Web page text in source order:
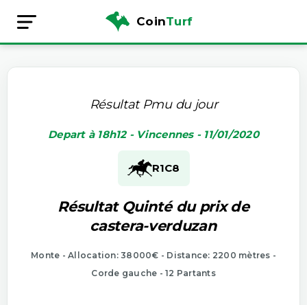
CoinTurf
Résultat Pmu du jour
Depart à 18h12 - Vincennes - 11/01/2020
R1C8
Résultat Quinté du prix de
castera-verduzan
Monte - Allocation: 38000€ - Distance: 2200 mètres -
Corde gauche - 12 Partants